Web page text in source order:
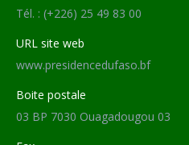
Tél. : (+226) 25 49 83 00
URL site web
www.presidencedufaso.bf
Boite postale
03 BP 7030 Ouagadougou 03